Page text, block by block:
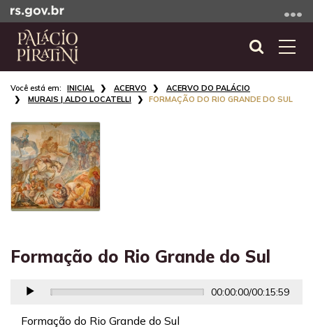
para
conteúdo
Ir
para
menu
para
busca
Abrir
INICIAL ACERVO
ACERVO DO PALÁCIO
MURAIS | ALDO LOCATELLI
FORMAÇÃO DO RIO GRANDE DO SUL
Formação do Rio Grande do Sul
00:00:00/00:15:59
Formação do Rio Grande do Sul